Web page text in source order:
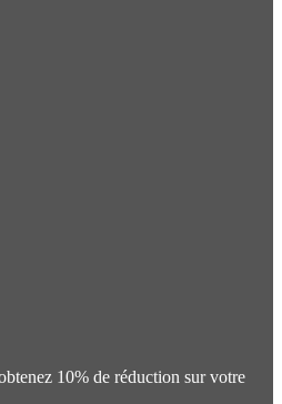
10% de réduction sur votre